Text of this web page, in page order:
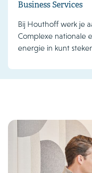
Business Services
Bij Houthoff werk je
Complexe nationale
energie in kunt